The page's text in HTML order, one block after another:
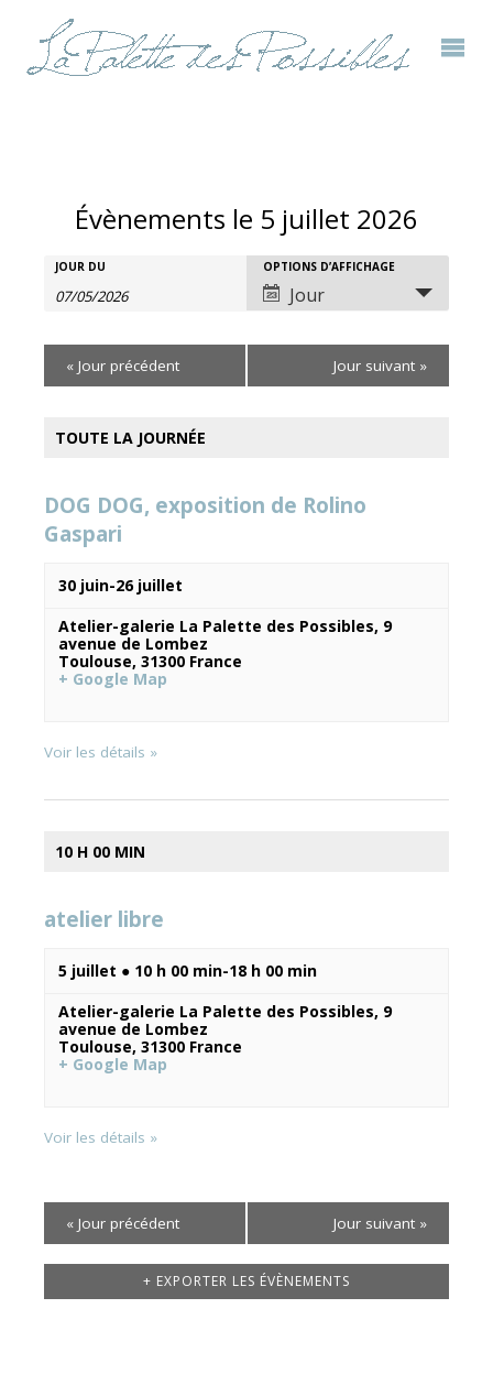
Évènements le 5 juillet 2026
Recherche
navigation
de
vues
Évènements
Rechercher
JOUR DU
Navigation
de
vues
OPTIONS D’AFFICHAGE
Jour
« Jour précédent Jour suivant »
TOUTE LA JOURNÉE
DOG DOG, exposition de Rolino
Gaspari
30 juin-26 juillet
Atelier-galerie La Palette des Possibles, 9
avenue de Lombez
Toulouse, 31300 France
+ Google Map
Voir les détails »
10 H 00 MIN
atelier libre
5 juillet ● 10 h 00 min-18 h 00 min
Atelier-galerie La Palette des Possibles, 9
avenue de Lombez
Toulouse, 31300 France
+ Google Map
Voir les détails »
« Jour précédent Jour suivant »
+ EXPORTER LES ÉVÈNEMENTS